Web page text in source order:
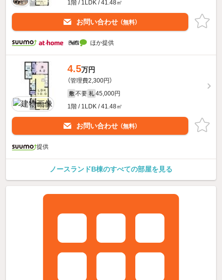
1階 / 1LDK / 41.48㎡
お問い合わせ （無料）
ほか提供
4.5万円
（管理費2,300円）
敷 不要 礼 45,000円
1階 / 1LDK / 41.48㎡
お問い合わせ （無料）
提供
ノースランドB棟のすべての部屋を見る